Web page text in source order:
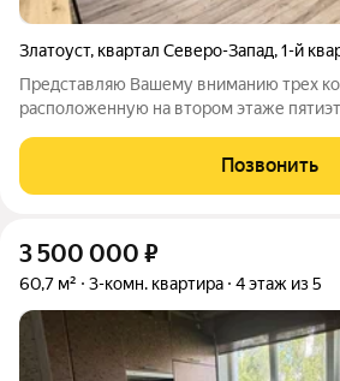
Златоуст, квартал Северо-Запад,1-й
Представляю Вашему вниманию трех
расположенную на втором этаже
на полу постелен ламинат. В коридоре,
полу кафель. В квартире
Позвонить
3 500 000 ₽
60,7 м² 3-комн. квартира 4 этаж из 5